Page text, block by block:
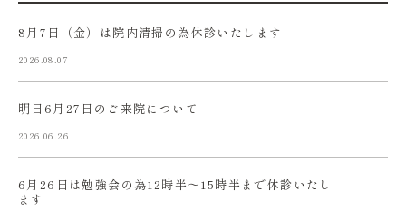
8月7日（金）は院内清掃の為休診いたします
2026.08.07
明日6月27日のご来院について
2026.06.26
6月26日は勉強会の為12時半〜15時半まで休診いたし
ます